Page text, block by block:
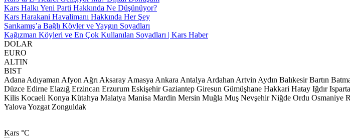
Kars Halkı Yeni Parti Hakkında Ne Düşünüyor?
Kars Harakani Havalimanı Hakkında Her Şey
Sarıkamış’a Bağlı Köyler ve Yaygın Soyadları
Kağızman Köyleri ve En Çok Kullanılan Soyadları | Kars Haber
DOLAR
EURO
ALTIN
BIST
Adana Adıyaman Afyon Ağrı Aksaray Amasya Ankara Antalya Ardahan Artvin Aydın Balıkesir Bartın
Düzce Edirne Elazığ Erzincan Erzurum Eskişehir Gaziantep Giresun Gümüşhane Hakkari Hatay Iğdır Isparta
Kilis Kocaeli Konya Kütahya Malatya Manisa Mardin Mersin Muğla Muş Nevşehir Niğde Ordu Osmaniye
Yalova Yozgat Zonguldak
Kars °C